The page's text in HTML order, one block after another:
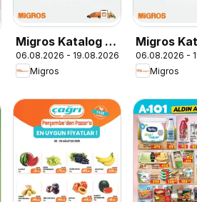
Migros Katalog -
Migroskop
06.08.2026 - 19.08.2026
Migros
Migros
5M
Dijital
06.08.2026 -
Migros